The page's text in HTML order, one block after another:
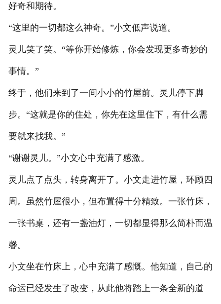
好奇和期待。
“这里的一切都这么神奇。”小文低声说道。
灵儿笑了笑。“等你开始修炼，你会发现更多奇妙的
事情。”
终于，他们来到了一间小小的竹屋前。灵儿停下脚
步。“这就是你的住处，你先在这里住下，有什么需
要就来找我。”
“谢谢灵儿。”小文心中充满了感激。
灵儿点了点头，转身离开了。小文走进竹屋，环顾四
周。虽然竹屋很小，但布置得十分精致。一张竹床，
一张书桌，还有一盏油灯，一切都显得那么简朴而温
馨。
小文坐在竹床上，心中充满了感慨。他知道，自己的
命运已经发生了改变，从此他将踏上一条全新的道